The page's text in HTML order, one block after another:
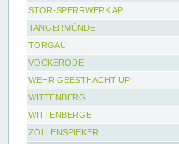
STÖR-SPERRWERK AP
TANGERMÜNDE
TORGAU
VOCKERODE
WEHR GEESTHACHT UP
WITTENBERG
WITTENBERGE
ZOLLENSPIEKER